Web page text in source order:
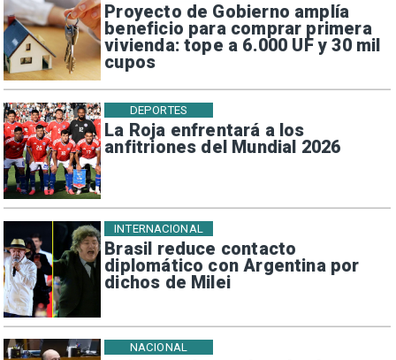
Proyecto de Gobierno amplía
beneficio para comprar primera
vivienda: tope a 6.000 UF y 30 mil
cupos
La Roja enfrentará a los
anfitriones del Mundial 2026
DEPORTES
Brasil reduce contacto
diplomático con Argentina por
dichos de Milei
INTERNACIONAL
NACIONAL